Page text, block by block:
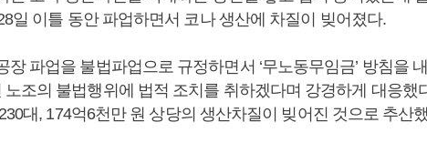
일 이틀 동안 파업하면서 코나 생산에 차질이 빚어졌다.
장 파업을 불법파업으로 규정하면서 ‘무노동무임금’ 방침을
노조의 불법행위에 법적 조치를 취하겠다며 강경하게 대응했
대, 174억6천만 원 상당의 생산차질이 빚어진 것으로 추산